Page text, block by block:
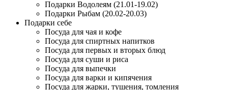
Подарки Водолеям (21.01-19.02)
Подарки Рыбам (20.02-20.03)
Подарки себе
Посуда для чая и кофе
Посуда для спиртных напитков
Посуда для первых и вторых блюд
Посуда для суши и риса
Посуда для выпечки
Посуда для варки и кипячения
Посуда для жарки, тушения, томления